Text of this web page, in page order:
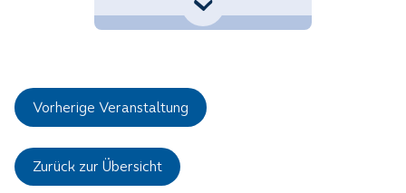
Guenther.Boettger@noetutgut.at
Vorherige Veranstaltung
Zurück zur Übersicht